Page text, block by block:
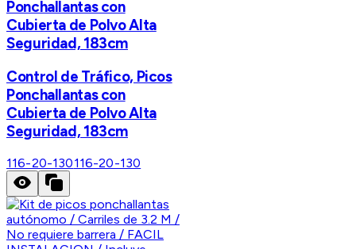
Ponchallantas con
Cubierta de Polvo Alta
Seguridad, 183cm
Control de Tráfico, Picos
Ponchallantas con
Cubierta de Polvo Alta
Seguridad, 183cm
116-20-130116-20-130